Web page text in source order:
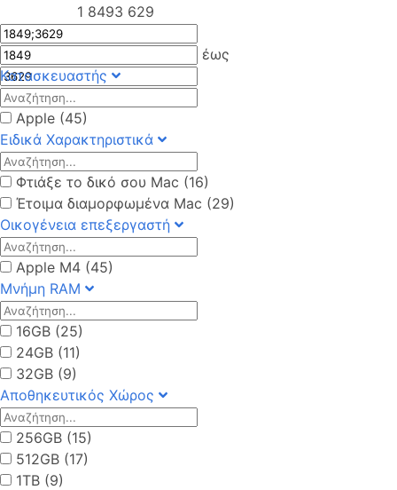
1 8493 629
έως
Κατασκευαστής
Apple (45)
Ειδικά Χαρακτηριστικά
Φτιάξε το δικό σου Mac (16)
Έτοιμα διαμορφωμένα Mac (29)
Οικογένεια επεξεργαστή
Apple M4 (45)
Μνήμη RAM
16GB (25)
24GB (11)
32GB (9)
Αποθηκευτικός Χώρος
256GB (15)
512GB (17)
1TB (9)